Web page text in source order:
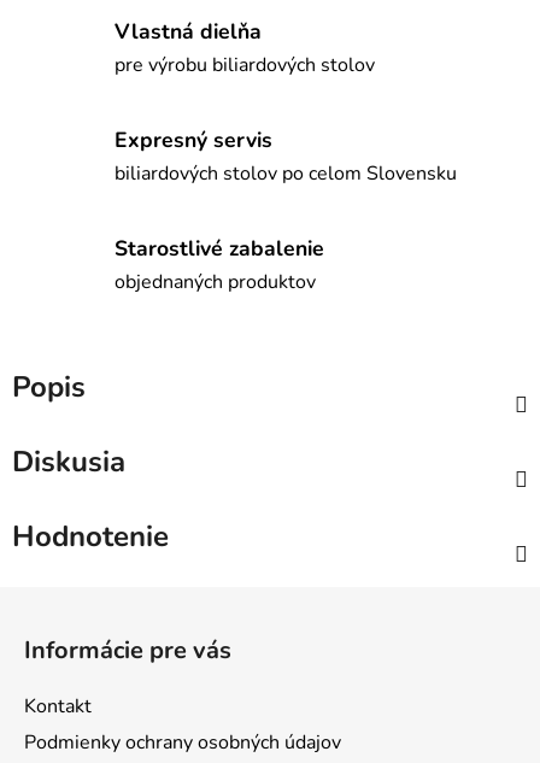
Vlastná dielňa
pre výrobu biliardových stolov
Expresný servis
biliardových stolov po celom Slovensku
Starostlivé zabalenie
objednaných produktov
Popis
Diskusia
Hodnotenie
Informácie pre vás
Kontakt
Podmienky ochrany osobných údajov